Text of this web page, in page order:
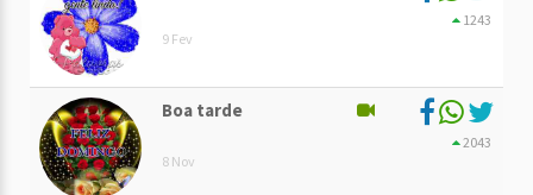
9 Fev
1243
Boa tarde
8 Nov
2043